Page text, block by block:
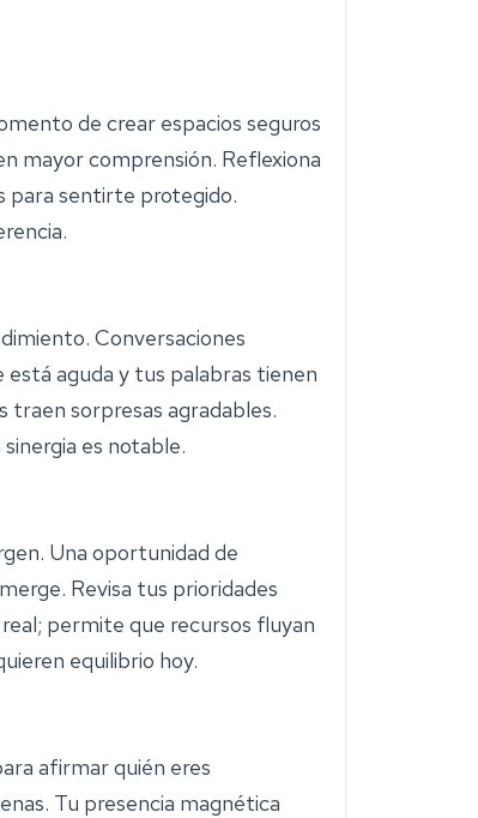
de crear espacios seguros
mayor comprensión. Reflexiona
para sentirte protegido.
Conversaciones
aguda y tus palabras tienen
traen sorpresas agradables.
es notable.
Una oportunidad de
Revisa tus prioridades
permite que recursos fluyan
equilibrio hoy.
afirmar quién eres
Tu presencia magnética